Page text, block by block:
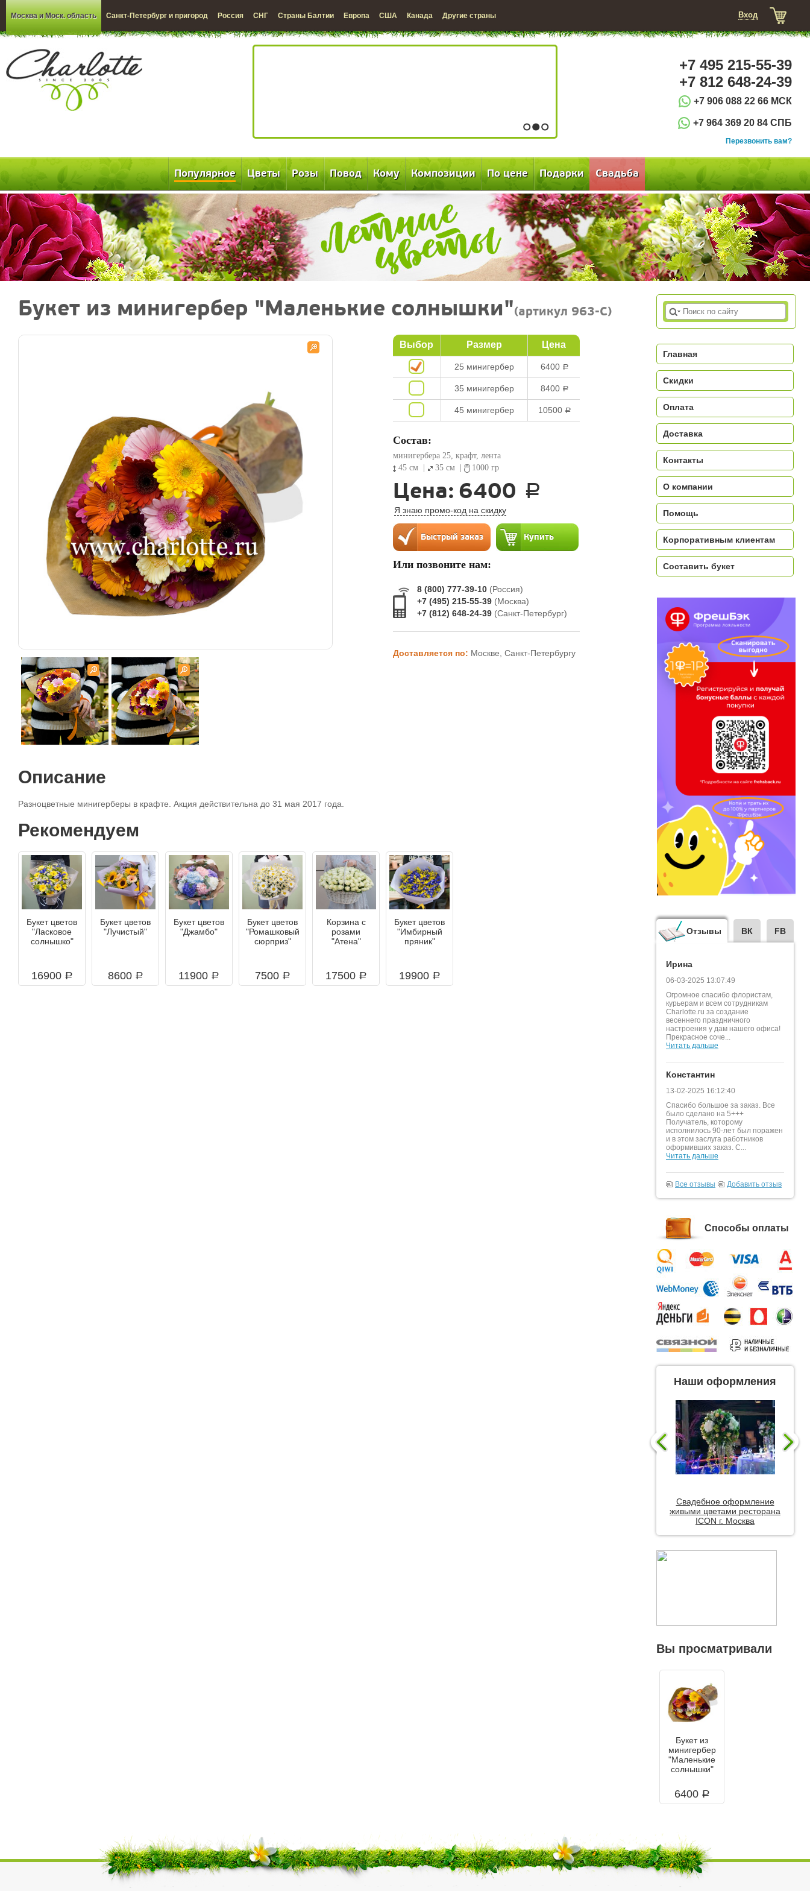
Москва и Моск. область Санкт-Петербург и пригород Россия СНГ Страны Балтии Европа США Канада Другие страны Вход
1 2 3
+7 495 215-55-39
+7 812 648-24-39
+7 906 088 22 66 МСК
+7 964 369 20 84 СПБ
Перезвонить вам?
Популярное Цветы Розы Повод Кому Композиции По цене Подарки Свадьба
Букет из минигербер "Маленькие солнышки"(артикул 963-C)
Выбор Размер Цена
25 минигербер 6400 a
35 минигербер 8400 a
45 минигербер 10500 a
Состав:
минигербера 25, крафт, лента
45 см
35 см 1000 гр
Цена: 6400 a
Я знаю промо-код на скидку
Или позвоните нам:
8 (800) 777-39-10 (Россия)
+7 (495) 215-55-39 (Москва)
+7 (812) 648-24-39 (Санкт-Петербург)
Доставляется по: Москве, Санкт-Петербургу
Описание
Разноцветные минигерберы в крафте. Акция действительна до 31 мая 2017 года.
Рекомендуем
Букет цветов
"Ласковое
солнышко"
16900 a
Букет цветов
"Лучистый"
8600 a
Букет цветов
"Джамбо"
11900 a
Букет цветов
"Ромашковый
сюрприз"
7500 a
Корзина с
розами
"Атена"
17500 a
Букет цветов
"Имбирный
пряник"
19900 a
Главная
Скидки
Оплата
Доставка
Контакты
О компании
Помощь
Корпоративным клиентам
Составить букет
Отзывы ВК FB
Ирина
06-03-2025 13:07:49
Огромное спасибо флористам,
курьерам и всем сотрудникам
Charlotte.ru за создание
весеннего праздничного
настроения у дам нашего офиса!
Прекрасное соче...
Читать дальше
Константин
13-02-2025 16:12:40
Спасибо большое за заказ. Все
было сделано на 5+++
Получатель, которому
исполнилось 90-лет был поражен
и в этом заслуга работников
оформивших заказ. С...
Читать дальше
Все отзывы Добавить отзыв
Способы оплаты
Наши оформления
Свадебное оформление
живыми цветами ресторана
ICON г. Москва
Вы просматривали
Букет из
минигербер
"Маленькие
солнышки"
6400 a